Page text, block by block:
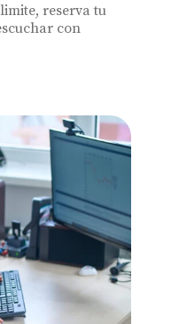
reserva tu
con